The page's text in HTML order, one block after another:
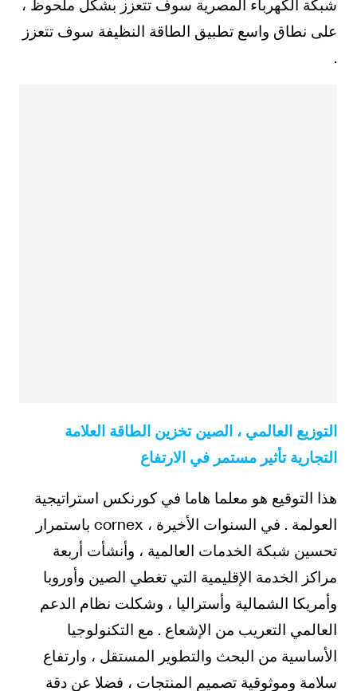
شبكة الكهرباء المصرية سوف تتعزز بشكل ملحوظ ،
على نطاق واسع تطبيق الطاقة النظيفة سوف تتعزز
.
تحسين شبكة الخدمات العالمية ، وأنشأت أربعة
مراكز الخدمة الإقليمية التي تغطي الصين وأوروبا
وأمريكا الشمالية وأستراليا ، وشكلت نظام الدعم
العالمي التعريب من الإشعاع . مع التكنولوجيا
الأساسية من البحث والتطوير المستقل ، وارتفاع
سلامة وموثوقية تصميم المنتجات ، فضلا عن دقة
فهم متطلبات السوق المختلفة ، chuneng
المنتجات والحلول في أكثر من 60 بلدا ومنطقة في
جميع أنحاء العالم لتحقيق التسليم والتطبيق ،